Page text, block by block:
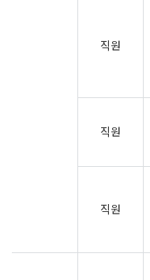
직원
직원
직원